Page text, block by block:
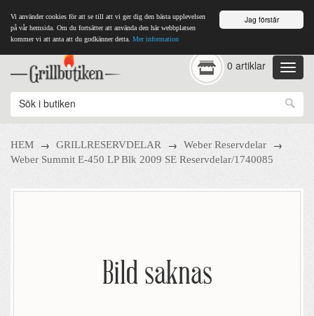
Jag förstår
Vi använder cookies för att se till att vi ger dig den bästa upplevelsen
på vår hemsida. Om du fortsätter att använda den här webbplatsen
kommer vi att anta att du godkänner detta. Mer information
0 artiklar
HEM → GRILLRESERVDELAR → Weber Reservdelar →
Weber Summit E-450 LP Blk 2009 SE Reservdelar/1740085
Bild saknas